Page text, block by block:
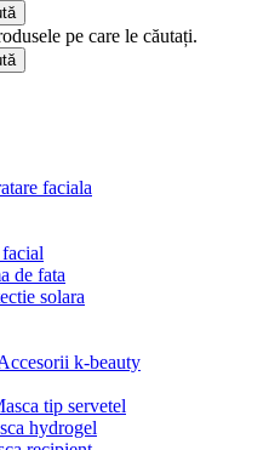
pe care le căutați.
faciala
de fata
solara
k-beauty
tip servetel
hydrogel